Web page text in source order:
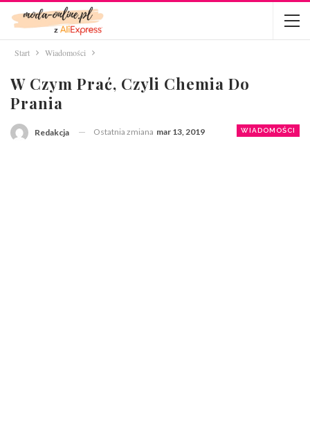
Start Wiadomości
W Czym Prać, Czyli Chemia Do
Prania
WIADOMOŚCI
Redakcja Ostatnia zmiana mar 13, 2019